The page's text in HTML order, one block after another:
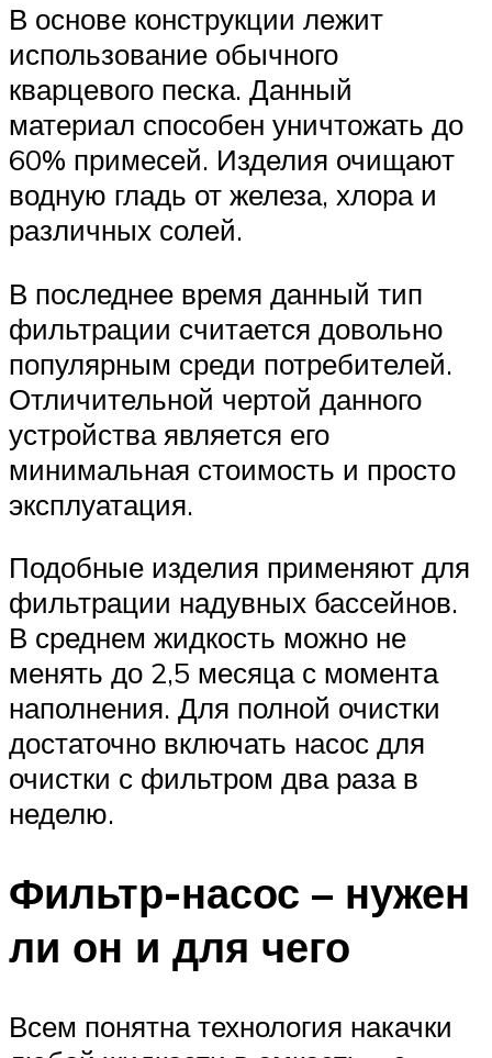
В основе конструкции лежит
использование обычного
кварцевого песка. Данный
материал способен уничтожать до
60% примесей. Изделия очищают
водную гладь от железа, хлора и
различных солей.
В последнее время данный тип
фильтрации считается довольно
популярным среди потребителей.
Отличительной чертой данного
устройства является его
минимальная стоимость и просто
эксплуатация.
Подобные изделия применяют для
фильтрации надувных бассейнов.
В среднем жидкость можно не
менять до 2,5 месяца с момента
наполнения. Для полной очистки
достаточно включать насос для
очистки с фильтром два раза в
неделю.
Фильтр-насос – нужен
ли он и для чего
Всем понятна технология накачки